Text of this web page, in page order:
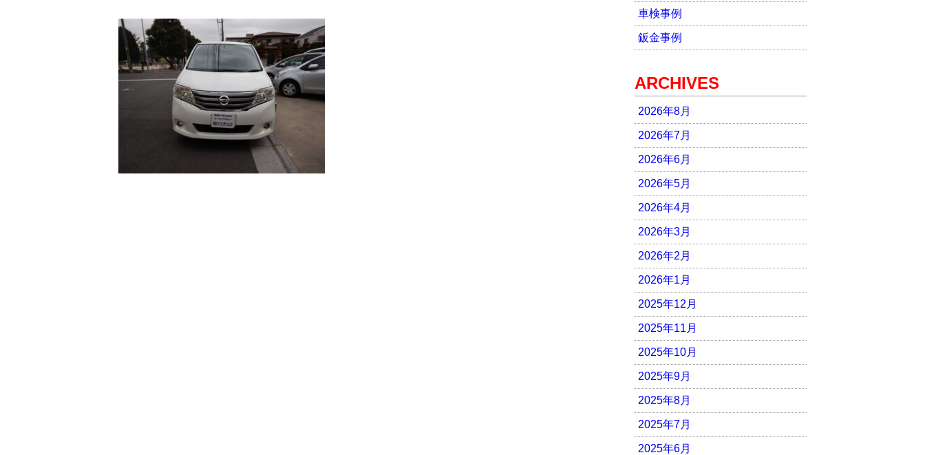
車検事例
鈑金事例
ARCHIVES
2026年8月
2026年7月
2026年6月
2026年5月
2026年4月
2026年3月
2026年2月
2026年1月
2025年12月
2025年11月
2025年10月
2025年9月
2025年8月
2025年7月
2025年6月